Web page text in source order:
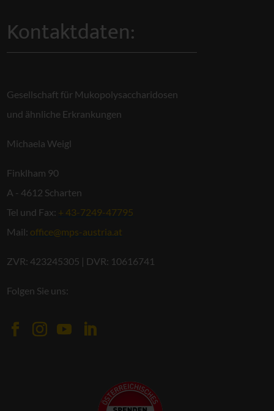
Kontaktdaten:
Gesellschaft für Mukopolysaccharidosen
und ähnliche Erkrankungen
Michaela Weigl
Finklham 90
A - 4612 Scharten
Tel und Fax: + 43-7249-47795
Mail: office@mps-austria.at
ZVR: 423245305 | DVR: 10616741
Folgen Sie uns: